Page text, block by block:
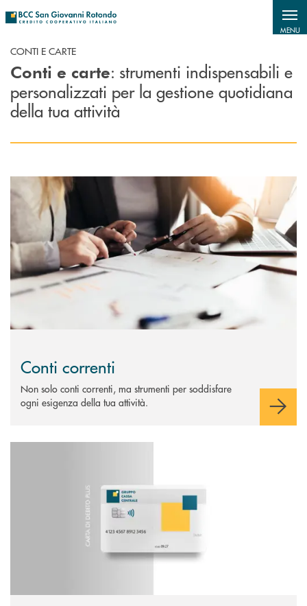
MENU
CONTI E CARTE
Conti e carte: strumenti indispensabili e
personalizzati per la gestione quotidiana
della tua attività
Scopri di più Conti correnti
Conti correnti
Non solo conti correnti, ma strumenti per soddisfare
ogni esigenza della tua attività.